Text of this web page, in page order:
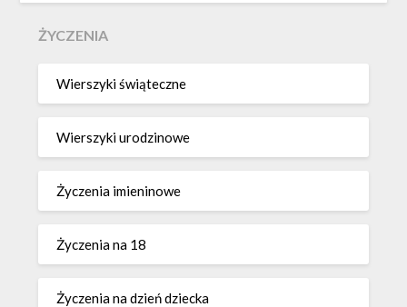
ŻYCZENIA
Wierszyki świąteczne
Wierszyki urodzinowe
Życzenia imieninowe
Życzenia na 18
Życzenia na dzień dziecka